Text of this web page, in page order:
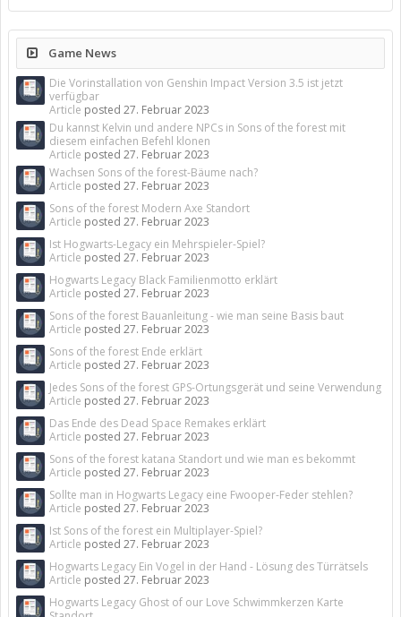
Game News
Die Vorinstallation von Genshin Impact Version 3.5 ist jetzt
verfügbar
Article posted 27. Februar 2023
Du kannst Kelvin und andere NPCs in Sons of the forest mit
diesem einfachen Befehl klonen
Article posted 27. Februar 2023
Wachsen Sons of the forest-Bäume nach?
Article posted 27. Februar 2023
Sons of the forest Modern Axe Standort
Article posted 27. Februar 2023
Ist Hogwarts-Legacy ein Mehrspieler-Spiel?
Article posted 27. Februar 2023
Hogwarts Legacy Black Familienmotto erklärt
Article posted 27. Februar 2023
Sons of the forest Bauanleitung - wie man seine Basis baut
Article posted 27. Februar 2023
Sons of the forest Ende erklärt
Article posted 27. Februar 2023
Jedes Sons of the forest GPS-Ortungsgerät und seine Verwendung
Article posted 27. Februar 2023
Das Ende des Dead Space Remakes erklärt
Article posted 27. Februar 2023
Sons of the forest katana Standort und wie man es bekommt
Article posted 27. Februar 2023
Sollte man in Hogwarts Legacy eine Fwooper-Feder stehlen?
Article posted 27. Februar 2023
Ist Sons of the forest ein Multiplayer-Spiel?
Article posted 27. Februar 2023
Hogwarts Legacy Ein Vogel in der Hand - Lösung des Türrätsels
Article posted 27. Februar 2023
Hogwarts Legacy Ghost of our Love Schwimmkerzen Karte